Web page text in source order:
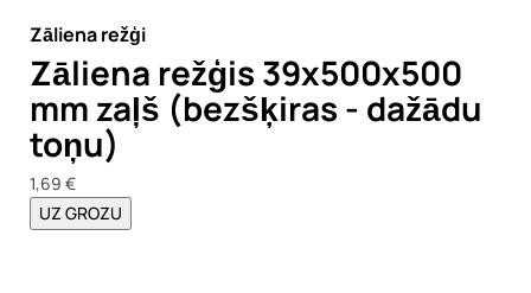
Zāliena režģi
Zāliena režģis 39x500x500
mm zaļš (bezšķiras - dažādu
toņu)
1,69 €
UZ GROZU